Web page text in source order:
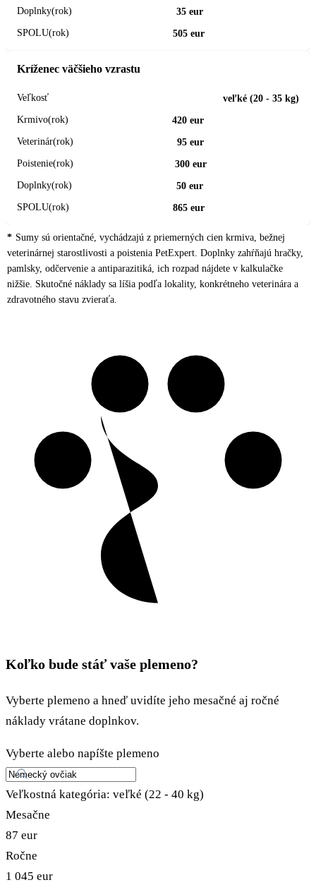
35 eur
505 eur
Kríženec väčšieho vzrastu
veľké (20 - 35 kg)
420 eur
95 eur
300 eur
50 eur
865 eur
Sumy sú orientačné, vychádzajú z priemerných cien krmiva, bežnej
veterinárnej starostlivosti a poistenia PetExpert. Doplnky zahŕňajú hračky,
pamlsky, odčervenie a antiparazitiká, ich rozpad nájdete v kalkulačke
nižšie. Skutočné náklady sa líšia podľa lokality, konkrétneho veterinára a
zdravotného stavu zvieraťa.
Koľko bude stáť vaše plemeno?
Vyberte plemeno a hneď uvidíte jeho mesačné aj ročné
náklady vrátane doplnkov.
Vyberte alebo napíšte plemeno
Veľkostná kategória: veľké (22 - 40 kg)
Mesačne
87 eur
Ročne
1 045 eur